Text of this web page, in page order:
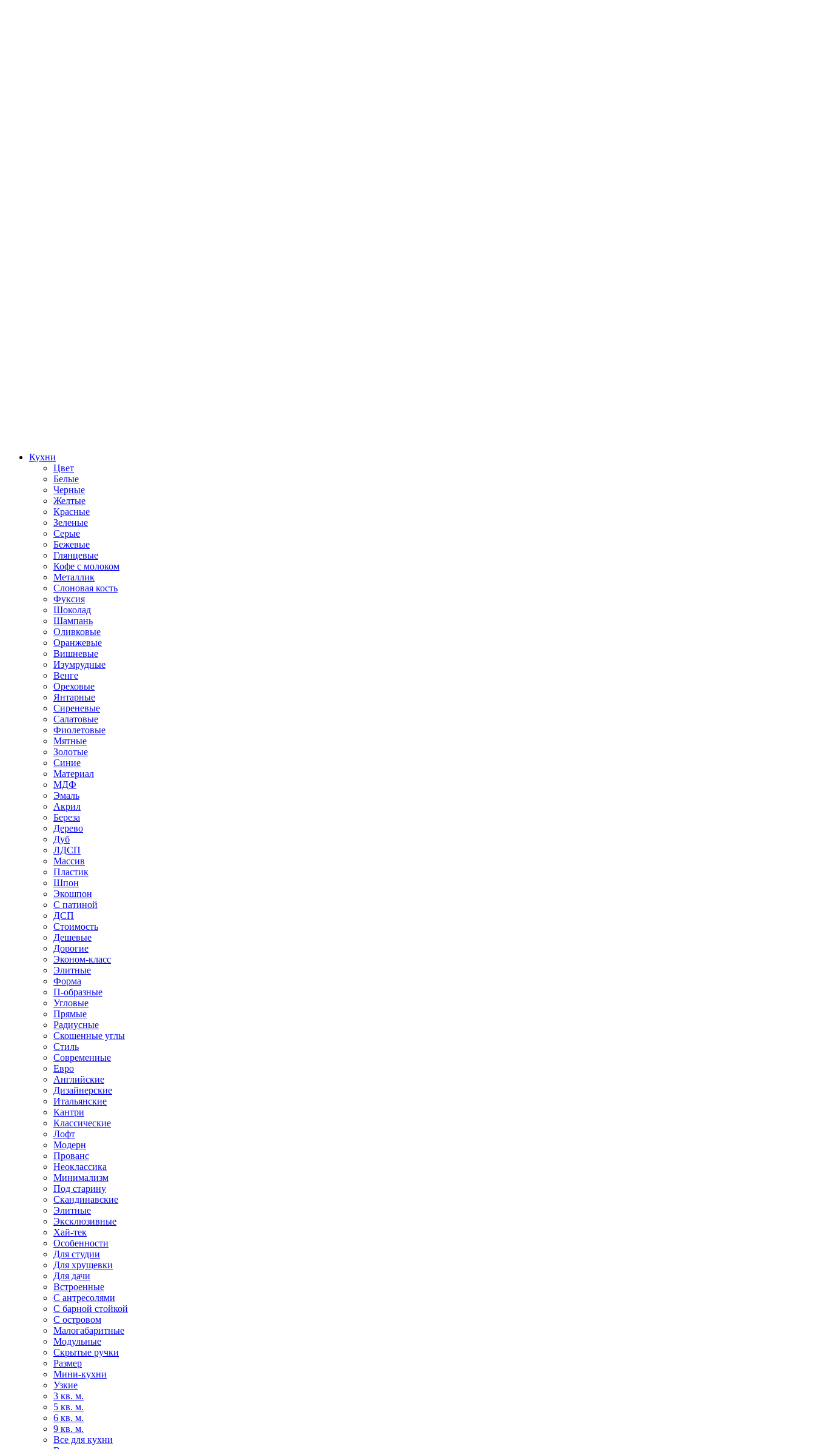
Кухни
Цвет
Белые
Черные
Желтые
Красные
Зеленые
Серые
Бежевые
Глянцевые
Кофе с молоком
Металлик
Слоновая кость
Фуксия
Шоколад
Шампань
Оливковые
Оранжевые
Вишневые
Изумрудные
Венге
Ореховые
Янтарные
Сиреневые
Салатовые
Фиолетовые
Мятные
Золотые
Синие
Материал
МДФ
Эмаль
Акрил
Береза
Дерево
Дуб
ЛДСП
Массив
Пластик
Шпон
Экошпон
С патиной
ДСП
Стоимость
Дешевые
Дорогие
Эконом-класс
Элитные
Форма
П-образные
Угловые
Прямые
Радиусные
Скошенные углы
Стиль
Современные
Евро
Английские
Дизайнерские
Итальянские
Кантри
Классические
Лофт
Модерн
Прованс
Неоклассика
Минимализм
Под старину
Скандинавские
Элитные
Эксклюзивные
Хай-тек
Особенности
Для студии
Для хрущевки
Для дачи
Встроенные
С антресолями
С барной стойкой
С островом
Малогабаритные
Модульные
Скрытые ручки
Размер
Мини-кухни
Узкие
3 кв. м.
5 кв. м.
6 кв. м.
9 кв. м.
Все для кухни